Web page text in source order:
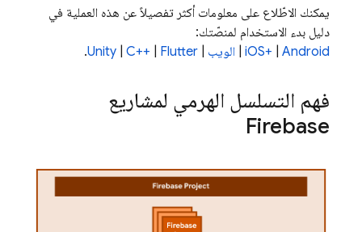
يمكنك الاطّلاع على معلومات أكثر تفصيلاً عن هذه العملية في
دليل بدء الاستخدام لمنصّتك:
iOS+
Android الويب Unity C++‎ Flutter
.
فهم التسلسل الهرمي لمشاريع
Firebase